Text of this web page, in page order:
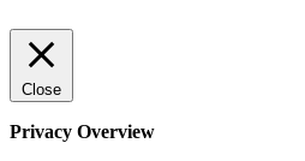
Close
Privacy Overview